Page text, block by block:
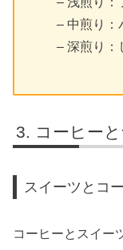
– 中煎り：
– 深煎り：
コーヒー
スイーツとコ
コーヒーとスイー